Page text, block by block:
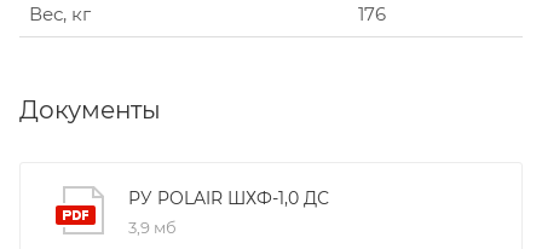
Вес, кг
176
Документы
РУ POLAIR ШХФ-1,0 ДС
3,9 мб